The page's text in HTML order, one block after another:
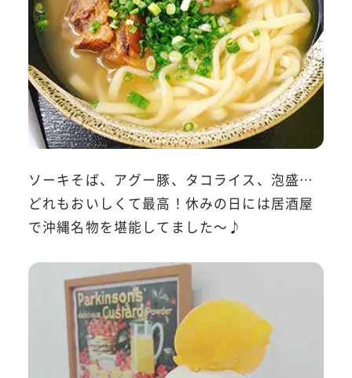
ソーキそば、アグー豚、タコライス、泡盛…
どれもおいしくて最高！休みの日には居酒屋
で沖縄名物を堪能してました～♪